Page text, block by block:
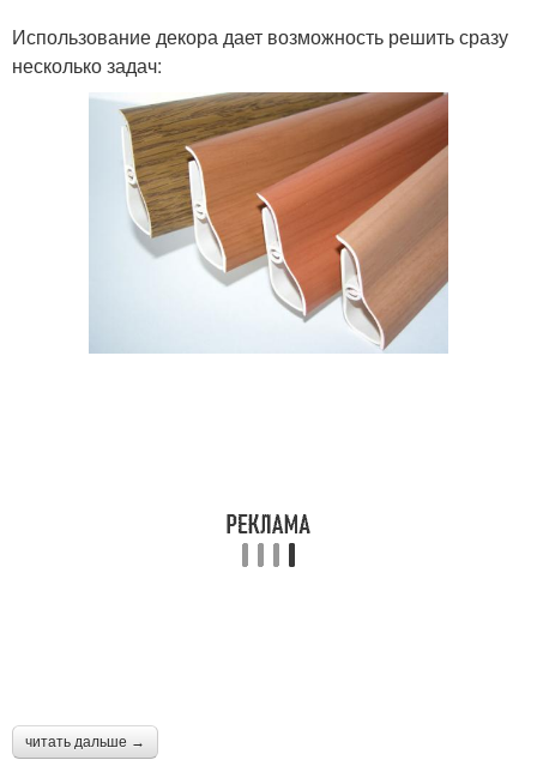
Использование декора дает возможность решить сразу
несколько задач:
читать дальше →